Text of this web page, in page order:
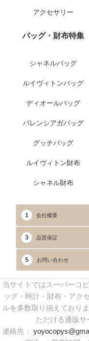
アクセサリー
バッグ・財布特集
シャネルバッグ
ルイヴィトンバッグ
ディオールバッグ
バレンシアガバッグ
グッチバッグ
ルイヴィトン財布
シャネル財布
1 会社概要
3 品質保証
5 お問い合わせ
当サイトではスーパーコ
ッグ・時計・財布・アク
ルを多数取り揃えており
ただける通販サ
連絡先：